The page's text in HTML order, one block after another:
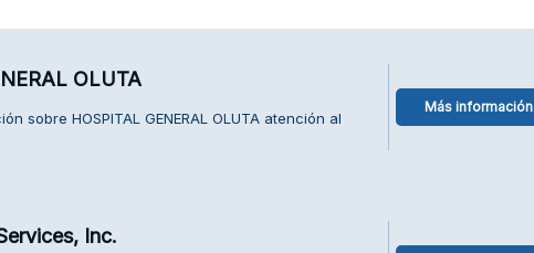
OLUTA
sobre HOSPITAL GENERAL OLUTA atención al
Más información
Inc.